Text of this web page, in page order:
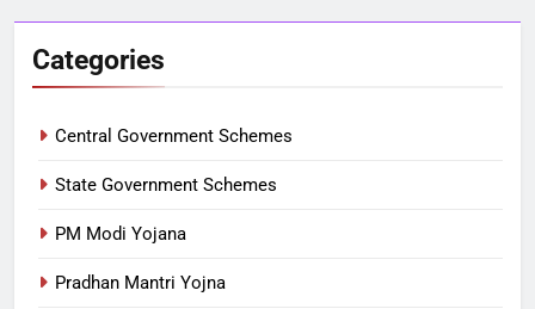
Categories
Central Government Schemes
State Government Schemes
PM Modi Yojana
Pradhan Mantri Yojna